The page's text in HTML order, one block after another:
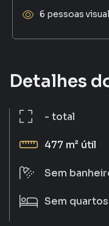
Detalhes
- total
477 m² útil
Sem
Sem quartos
6 pessoas